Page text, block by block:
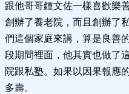
跟他哥哥鍾文佐一樣喜歡樂
創辦了養老院，而且創辦了
們這個家庭來講，算是良善
段期間裡面，他其實也做了
院跟私塾。如果以因果報應
多壽。